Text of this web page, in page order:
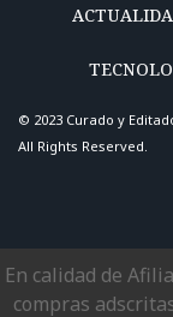
© 2023 Curado y
All Rights Reserved.
En calidad de
compras